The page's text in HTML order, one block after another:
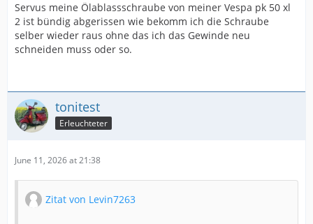
Servus meine Ölablassschraube von meiner Vespa pk 50 xl
2 ist bündig abgerissen wie bekomm ich die Schraube
selber wieder raus ohne das ich das Gewinde neu
schneiden muss oder so.
tonitest
Erleuchteter
June 11, 2026 at 21:38
Zitat von Levin7263